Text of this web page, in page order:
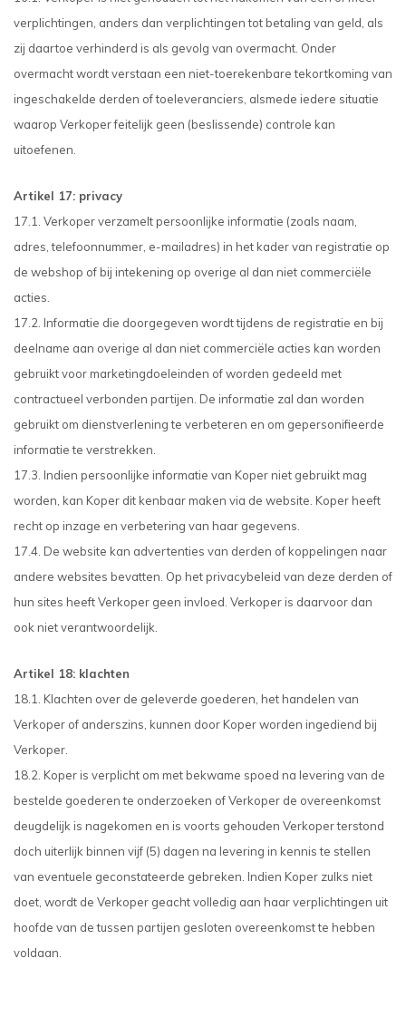
verplichtingen, anders dan verplichtingen tot betaling van geld, als
zij daartoe verhinderd is als gevolg van overmacht. Onder
overmacht wordt verstaan een niet-toerekenbare tekortkoming van
ingeschakelde derden of toeleveranciers, alsmede iedere situatie
waarop Verkoper feitelijk geen (beslissende) controle kan
uitoefenen.
Artikel 17: privacy
17.1. Verkoper verzamelt persoonlijke informatie (zoals naam,
adres, telefoonnummer, e-mailadres) in het kader van registratie op
de webshop of bij intekening op overige al dan niet commerciële
acties.
17.2. Informatie die doorgegeven wordt tijdens de registratie en bij
deelname aan overige al dan niet commerciële acties kan worden
gebruikt voor marketingdoeleinden of worden gedeeld met
contractueel verbonden partijen. De informatie zal dan worden
gebruikt om dienstverlening te verbeteren en om gepersonifieerde
informatie te verstrekken.
17.3. Indien persoonlijke informatie van Koper niet gebruikt mag
worden, kan Koper dit kenbaar maken via de website. Koper heeft
recht op inzage en verbetering van haar gegevens.
17.4. De website kan advertenties van derden of koppelingen naar
andere websites bevatten. Op het privacybeleid van deze derden of
hun sites heeft Verkoper geen invloed. Verkoper is daarvoor dan
ook niet verantwoordelijk.
Artikel 18: klachten
18.1. Klachten over de geleverde goederen, het handelen van
Verkoper of anderszins, kunnen door Koper worden ingediend bij
Verkoper.
18.2. Koper is verplicht om met bekwame spoed na levering van de
bestelde goederen te onderzoeken of Verkoper de overeenkomst
deugdelijk is nagekomen en is voorts gehouden Verkoper terstond
doch uiterlijk binnen vijf (5) dagen na levering in kennis te stellen
van eventuele geconstateerde gebreken. Indien Koper zulks niet
doet, wordt de Verkoper geacht volledig aan haar verplichtingen uit
hoofde van de tussen partijen gesloten overeenkomst te hebben
voldaan.